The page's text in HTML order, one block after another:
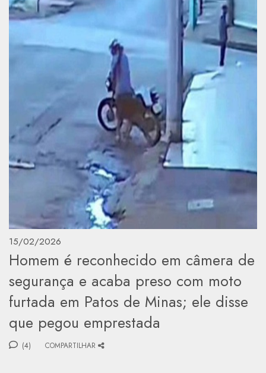
15/02/2026
Homem é reconhecido em câmera de
segurança e acaba preso com moto
furtada em Patos de Minas; ele disse
que pegou emprestada
(4) COMPARTILHAR